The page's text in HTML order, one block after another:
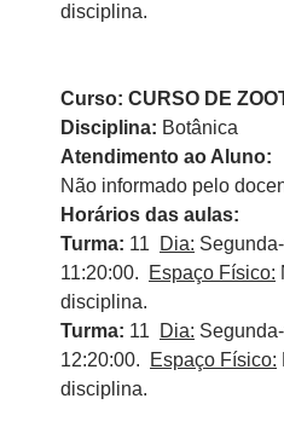
disciplina.
Curso: CURSO DE
Disciplina: Botânica
Atendimento ao Aluno:
Não informado pelo
Horários das aulas:
Turma: 11 Dia:
11:20:00.
Espaço Físico:
disciplina.
Turma: 11 Dia:
12:20:00.
Espaço Físico:
disciplina.